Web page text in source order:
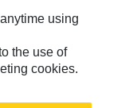
using
the use of
cookies.